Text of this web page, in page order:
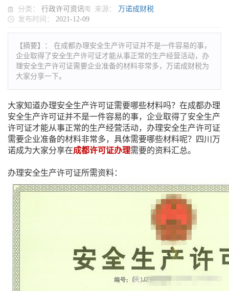
分类： 行政许可资讯 来源：
万诺成财税
发布时间：
2021-12-09
【摘要】：
在成都办理安全生产许可证并不是一件容易的事，
企业取得了安全生产许可证才能从事正常的生产经营活动，办
理安全生产许可证需要企业准备的材料非常多，万诺成财税为
大家分享一下。
大家知道办理安全生产许可证需要哪些材料吗？在成都办理
安全生产许可证并不是一件容易的事，企业取得了安全生产
许可证才能从事正常的生产经营活动，办理安全生产许可证
需要企业准备的材料非常多，具体需要哪些材料呢？四川万
诺成为大家分享在成都许可证办理需要的资料汇总。
办理安全生产许可证所需资料：